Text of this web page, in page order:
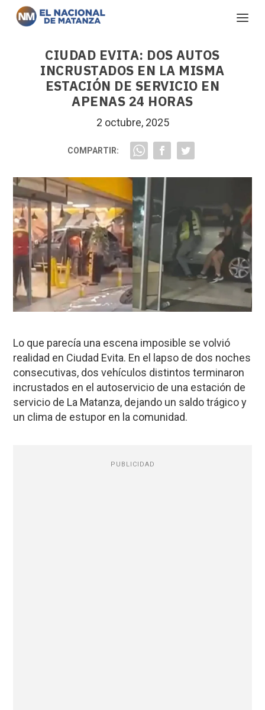
CIUDAD EVITA: DOS AUTOS
INCRUSTADOS EN LA MISMA
ESTACIÓN DE SERVICIO EN
APENAS 24 HORAS
2 octubre, 2025
COMPARTIR:
Lo que parecía una escena imposible se volvió
realidad en Ciudad Evita. En el lapso de dos noches
consecutivas, dos vehículos distintos terminaron
incrustados en el autoservicio de una estación de
servicio de La Matanza, dejando un saldo trágico y
un clima de estupor en la comunidad.
PUBLICIDAD